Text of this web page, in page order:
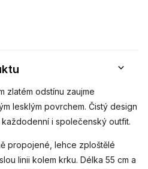
zlatém odstínu zaujme
lesklým povrchem. Čistý design
i společenský outfit.
propojené, lehce zploštělé
linii kolem krku. Délka 55 cm a